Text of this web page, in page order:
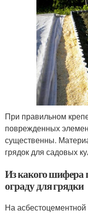
При правильном
поврежденных
существенны.
грядок для садовых
Из какого шифера
ограду для грядки
На